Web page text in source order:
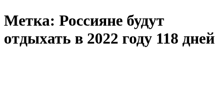
Метка: Россияне будут
отдыхать в 2022 году 118 дней